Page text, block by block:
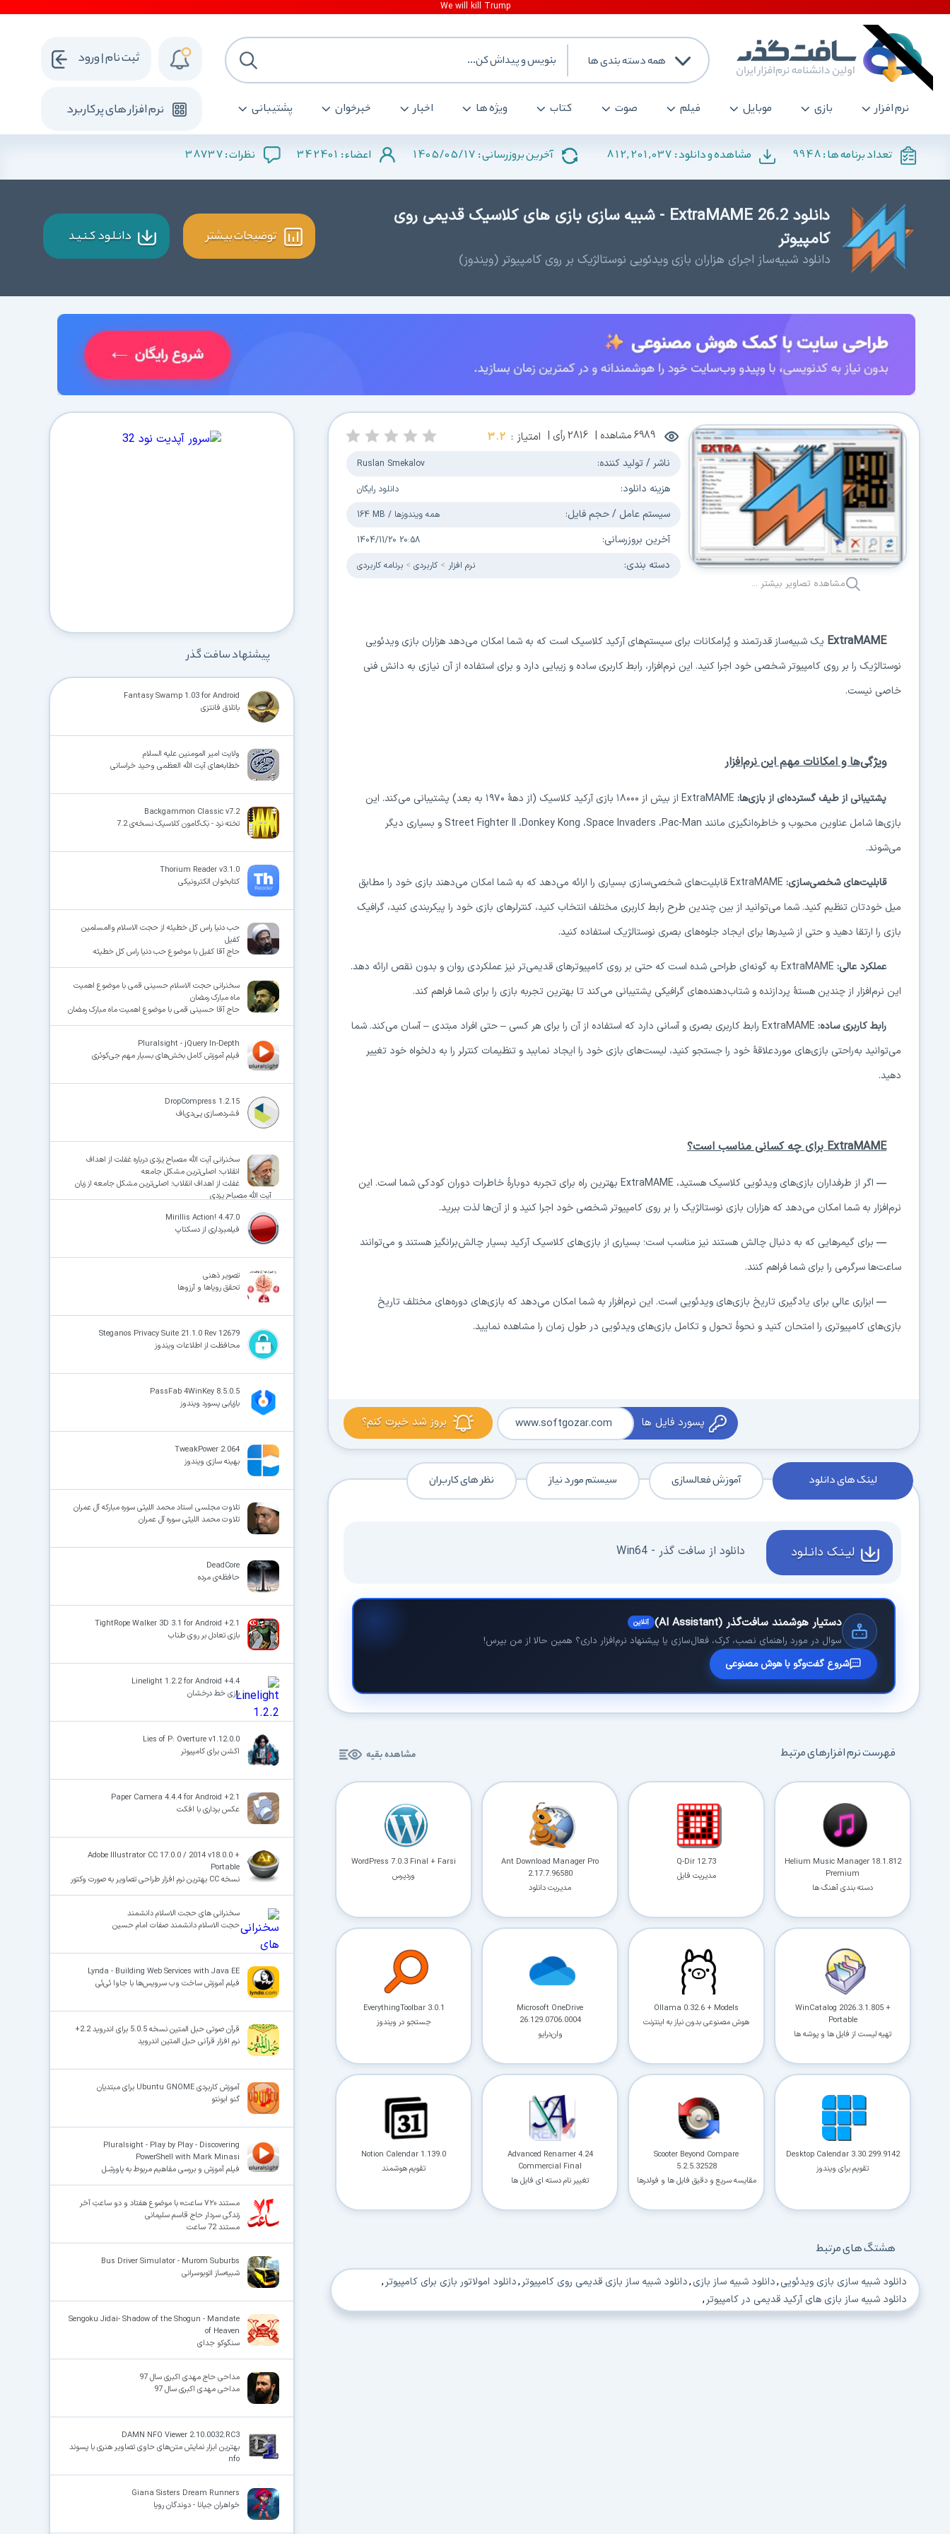
همه دسته بندی ها
نرم افزار بازی موبایل فیلم صوت کتاب ویژه ها اخبار خبرخوان پشتیبانی نرم افزار های پرکاربرد
ثبت نام | ورود
تعداد برنامه ها :9948 مشاهده و دانلود : 812,201,037 آخرین بروزرسانی : 1405/05/17 اعضاء : 342401 نظرات :38737
دانلود ExtraMAME 26.2 - شبیه سازی بازی های کلاسیک قدیمی روی
کامپیوتر
دانلود شبیه‌ساز اجرای هزاران بازی ویدئویی نوستالژیک بر روی کامپیوتر (ویندوز)
توضیحات بیشتر دانـلـود کـنـیـد
مشاهده تصاویر بیشتر ...
6989مشاهده | 2816رأی | امتیاز : 3.2
ناشر / تولید کننده: Ruslan Smekalov
هزینه دانلود: دانلود رایگان
سیستم عامل / حجم فایل: 164 MB / همه ویندوزها
آخرین بروزرسانی: 1404/11/20 20:58
دسته بندی: نرم افزار کاربردی برنامه کاربردی
ExtraMAME یک شبیه‌ساز قدرتمند و پُرامکانات برای سیستم‌های آرکید کلاسیک است که به شما امکان می‌دهد هزاران بازی ویدئویی
نوستالژیک را بر روی کامپیوتر شخصی خود اجرا کنید. این نرم‌افزار، رابط کاربری ساده و زیبایی دارد و برای استفاده از آن نیازی به دانش فنی
خاصی نیست.
ویژگی‌ها و امکانات مهم این نرم‌افزار
پشتیبانی از طیف گسترده‌ای از بازی‌ها: ExtraMAME
از بیش از ۱۸۰۰۰ بازی آرکید کلاسیک (از دههٔ ۱۹۷۰ به بعد) پشتیبانی می‌کند. این
بازی‌ها شامل عناوین محبوب و خاطره‌انگیزی مانند Pac-Man، Space Invaders، Donkey Kong، Street Fighter IIو بسیاری دیگر
می‌شوند.
قابلیت‌های شخصی‌سازی: ExtraMAMEقابلیت‌های شخصی‌سازی بسیاری را ارائه می‌دهد که به شما امکان می‌دهند بازی خود را مطابق
میل خودتان تنظیم کنید. شما می‌توانید از بین چندین طرح رابط کاربری مختلف انتخاب کنید، کنترلرهای بازی خود را پیکربندی کنید، گرافیک
بازی را ارتقا دهید و حتی از شیدرها برای ایجاد جلوه‌های بصری نوستالژیک استفاده کنید.
عملکرد عالی: ExtraMAME به گونه‌ای طراحی شده است که حتی بر روی کامپیوترهای قدیمی‌تر نیز عملکردی روان و بدون نقص ارائه دهد.
این نرم‌افزار از چندین هستهٔ پردازنده و شتاب‌دهنده‌های گرافیکی پشتیبانی می‌کند تا بهترین تجربه بازی را برای شما فراهم کند.
رابط کاربری ساده: ExtraMAME رابط کاربری بصری و آسانی دارد که استفاده از آن را برای هر کسی – حتی افراد مبتدی – آسان می‌کند. شما
می‌توانید به‌راحتی بازی‌های موردعلاقهٔ خود را جستجو کنید، لیست‌های بازی خود را ایجاد نماببد و تنظیمات کنترلر را به دلخواه خود تغییر
دهید.
ExtraMAMEبرای چه کسانی مناسب است؟
— اگر از طرفداران بازی‌های ویدئویی کلاسیک هستید، ExtraMAME بهترین راه برای تجربه دوبارهٔ خاطرات دوران کودکی شما است. این
نرم‌افزار به شما امکان می‌دهد که هزاران بازی نوستالژیک را بر روی کامپیوتر شخصی خود اجرا کنید و از آن‌ها لذت ببرید.
— برای گیمرهایی که به دنبال چالش هستند نیز مناسب است؛ بسیاری از بازی‌های کلاسیک آرکید بسیار چالش‌برانگیز هستند و می‌توانند
ساعت‌ها سرگرمی را برای شما فراهم کنند.
— ابزاری عالی برای یادگیری تاریخ بازی‌های ویدئویی است. این نرم‌افزار به شما امکان می‌دهد که بازی‌های دوره‌های مختلف تاریخ
بازی‌های کامپیوتری را امتحان کنید و نحوهٔ تحول و تکامل بازی‌های ویدئویی در طول زمان را مشاهده نمایید.
بروز شد خبرت کنم؟ پسورد فایل ها www.softgozar.com
لینک های دانلود آموزش فعالسازی سیستم مورد نیاز نظر های کاربران
لیـنـک دانـلـود دانلود از سافت گذر - Win64
دستیار هوشمند سافت‌گذر (AI Assistant) آنلاین
سوال در مورد راهنمای نصب، کرک، فعال‌سازی یا پیشنهاد نرم‌افزار داری؟ همین حالا از من بپرس!
شروع گفت‌وگو با هوش مصنوعی
فهرست نرم افزارهای مرتبط مشاهده بقیه
Helium Music Manager 18.1.812
Premium
دسته بندی آهنگ ها
Q-Dir 12.73
مدیریت فایل
Ant Download Manager Pro
2.17.7.96580
مدیریت دانلود
WordPress 7.0.3 Final + Farsi
وردپرس
WinCatalog 2026.3.1.805 +
Portable
تهیه لیست از فایل ها و پوشه ها
Ollama 0.32.6 + Models
هوش مصنوعی بدون نیاز به اینترنت
Microsoft OneDrive
26.129.0706.0004
وان‌درایو
EverythingToolbar 3.0.1
جستجو در ویندوز
Desktop Calendar 3.30.299.9142
تقویم برای ویندوز
Scooter Beyond Compare
5.2.5.32528
مقایسه سریع و دقیق فایل ها و فولدرها
Advanced Renamer 4.24
Commercial Final
تغییر نام دسته ای فایل ها
Notion Calendar 1.139.0
تقویم هوشمند
هشتگ های مرتبط
دانلود شبیه سازی بازی ویدئویی,دانلود شبیه ساز بازی,دانلود شبیه ساز بازی قدیمی روی کامپیوتر ,دانلود امولاتور بازی برای کامپیوتر ,
دانلود شبیه ساز بازی های آرکید قدیمی در کامپیوتر ,
پیشنهاد سافت گذر
Fantasy Swamp 1.03 for Android
باتلاق فانتزی
ولایت امیر المومنین علیه السلام
خطابه‌های آیت‌ الله العظمی وحید خراسانی
Backgammon Classic v7.2
تخته نرد - بَک‌گامون کلاسیک نسخه‌ی 7.2
Thorium Reader v3.1.0
کتابخوان الکترونیکی
حب دنیا راس کل خطیئه از حجت الاسلام والمسلمین
کفیل
حاج آقا کفیل با موضوع حب دنیا راس کل خطیئه
سخنرانی حجت الاسلام حسینی قمی با موضوع اهمیت
ماه مبارک رمضان
حاج آقا حسینی قمی با موضوع اهمیت ماه مبارک رمضان
Pluralsight - jQuery In-Depth
فیلم آموزش کامل بخش‌های بسیار مهم جی‌کوئری
DropCompress 1.2.15
فشرده‌سازی پی‌دی‌اف
سخنرانی آیت الله مصباح یزدی درباره غفلت از اهداف
انقلاب؛ اصلی‌ترین مشکل جامعه
غفلت از اهداف انقلاب؛ اصلی‌ترین مشکل جامعه از زبان
آیت الله مصباح یزدی
Mirillis Action! 4.47.0
فیلمبرداری از دسکتاپ
تصویر ذهنی
تحقق رویاها و آرزوها
Steganos Privacy Suite 21.1.0 Rev 12679
محافظت از اطلاعات ویندوز
PassFab 4WinKey 8.5.0.5
بازیابی پسورد ویندوز
TweakPower 2.064
بهینه سازی ویندوز
تلاوت مجلسی استاد محمد اللیثی سوره مبارکه آل عمران
تلاوت محمد اللیثی سوره آل عمران
DeadCore
حافظه‌ی مرده
TightRope Walker 3D 3.1 for Android +2.1
بازی تعادل بر روی طناب
Linelight 1.2.2 for Android +4.4
بازی خط درخشان
Lies of P: Overture v1.12.0.0
اکشن برای کامپیوتر
Paper Camera 4.4.4 for Android +2.1
عکس برداری با افکت
Adobe Illustrator CC 17.0.0 / 2014 v18.0.0 +
Portable
نسخه CC بهترین نرم افزار طراحی تصاویر به صورت وکتور
سخنرانی های حجت الاسلام دانشمند
حجت الاسلام دانشمند صفات امام حسین
Lynda - Building Web Services with Java EE
فیلم آموزش ساخت وب سرویس‌ها با جاوا ئی‌ئی
قرآن صوتی حبل المتین نسخه 5.0.5 برای اندروید 2.2+
نرم افزار قرآنی حبل المتین اندروید
آموزش کاربردی Ubuntu GNOME‬ برای مبتدیان
گنو ابونتو
Pluralsight - Play by Play - Discovering
PowerShell with Mark Minasi
فیلم آموزش و بررسی مفاهیم مربوط به پاورشِـل
مستند «۷۲ ساعت» با موضوع هفتاد و دو ساعتِ آخر
زندگی سردار حاج قاسم سلیمانی
مستند 72 ساعت
Bus Driver Simulator - Murom Suburbs
شبیه‌ساز اتوبوسرانی
Sengoku Jidai- Shadow of the Shogun - Mandate
of Heaven
سنگوکو جدای
مداحی حاج مهدی اکبری سال 97
مداحی مهدی اکبری سال 97
DAMN NFO Viewer 2.10.0032.RC3
بهترین ابزار نمایش متن‌های حاوی تصاویر هنری با پسوند
nfo
Giana Sisters Dream Runners
خواهران جیانا - دوندگان رویا
15
⚡ اعضای VIP دانلود را بلافاصله و بدون معطلی شروع می‌کنند
✓
✓آرشیو کامل نسخه‌ها:دسترسی به تمام نسخه‌های قدیمی نرم‌افزارها
⭐فقط کمتر از روزی 1,093 تومان (معادل ماهیانه 33,250 تومان در اشتراک یک‌ساله)
قبلاً عضو شدم — ورود به حساب کاربری